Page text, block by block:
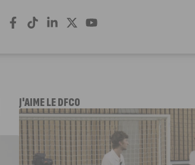
J'AIME LE DFCO